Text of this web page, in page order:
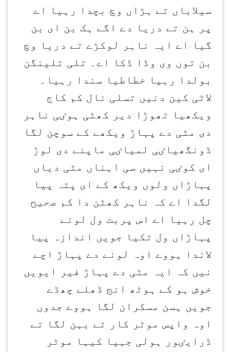
سیلاباں تے ہڑاں وچ بچدا رہیا اے
پر ہن تے دریا دے اگے ہک بن ای بن
گیا اے ایہ ناہر لوکڑے تے دریا وچ
بن توں وی وڈا ڈکا اے۔ تلی تلینگن
بولدا رہیا خطاطیا سندا رہیا۔
لاٹی کین دنیں تسلی نال کم کاج
ویکھیا تھوڑا دیر کھٹی ہوٸی ناہر
دی مٹی دے پہاڑ ویکھے کے سوچن لگا
ڈونگھیاٸی لمیاٸی ماپنے دی لوڑ
ای کوٸی نہیں سی اہناں مٹی دیاں
پہاڑاں ولوں ویکھ کے ای پتہ پیا
لگدا اے کہ ناہر کھٹن دا کم صحیح
چل رہیا اے اس پربت ول لونے
پہاڑاں ول تکیا جویں اندازہ پیا
لاندا ہووے اوہ لونے دے پہاڑ اچے
نیں کہ ایہ مٹی دے پہاڑ فیر ایویں
خوش ہو کے ہوٹھ انج ڈھلے چھڈے
جویں ہسن مسکران لگا ہووے جدوں
اوہ واپس موٹر کار تے بہن لگا تے
ڈرایٸور ہولی جہیا کیہا موٹر